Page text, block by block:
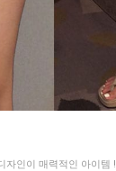
자인이 매력적인 아이템 !